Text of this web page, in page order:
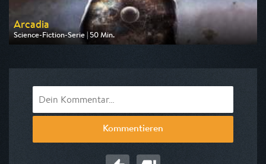
Arcadia
Science-Fiction-Serie | 50 Min.
Ausgestrahlt von WDR
Kommentieren